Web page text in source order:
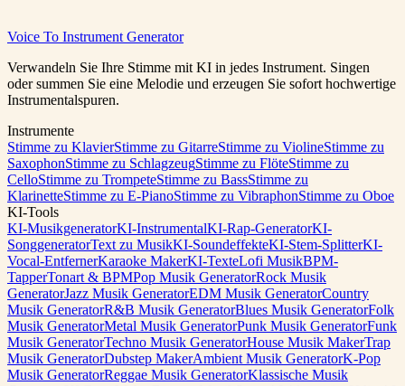
Instrumental kostenlos generieren
Voice To Instrument Generator
Verwandeln Sie Ihre Stimme mit KI in jedes Instrument. Singen
oder summen Sie eine Melodie und erzeugen Sie sofort hochwertige
Instrumentalspuren.
Instrumente
Stimme zu KlavierStimme zu GitarreStimme zu ViolineStimme zu
SaxophonStimme zu SchlagzeugStimme zu FlöteStimme zu
CelloStimme zu TrompeteStimme zu BassStimme zu
KlarinetteStimme zu E-PianoStimme zu VibraphonStimme zu Oboe
KI-Tools
KI-MusikgeneratorKI-InstrumentalKI-Rap-GeneratorKI-
SonggeneratorText zu MusikKI-SoundeffekteKI-Stem-SplitterKI-
Vocal-EntfernerKaraoke MakerKI-TexteLofi MusikBPM-
TapperTonart & BPMPop Musik GeneratorRock Musik
GeneratorJazz Musik GeneratorEDM Musik GeneratorCountry
Musik GeneratorR&B Musik GeneratorBlues Musik GeneratorFolk
Musik GeneratorMetal Musik GeneratorPunk Musik GeneratorFunk
Musik GeneratorTechno Musik GeneratorHouse Musik MakerTrap
Musik GeneratorDubstep MakerAmbient Musik GeneratorK-Pop
Musik GeneratorReggae Musik GeneratorKlassische Musik